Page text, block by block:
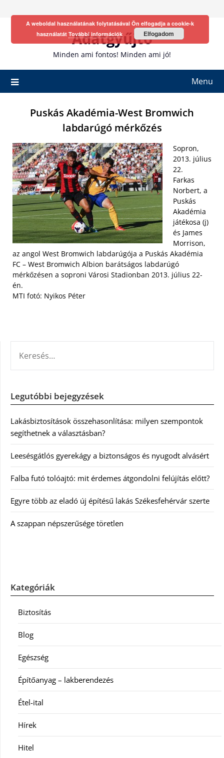
Adatgyűjtő
Minden ami fontos! Minden ami jó!
Menu
Puskás Akadémia-West Bromwich
labdarúgó mérkőzés
Sopron,
2013. július
22.
Farkas
Norbert, a
Puskás
Akadémia
játékosa (j)
és James
Morrison,
az angol West Bromwich labdarúgója a Puskás Akadémia
FC – West Bromwich Albion barátságos labdarúgó
mérkőzésen a soproni Városi Stadionban 2013. július 22-
én.
MTI fotó: Nyikos Péter
Legutóbbi bejegyzések
Lakásbiztosítások összehasonlítása: milyen szempontok
segíthetnek a választásban?
Leesésgátlós gyerekágy a biztonságos és nyugodt alvásért
Falba futó tolóajtó: mit érdemes átgondolni felújítás előtt?
Egyre több az eladó új építésű lakás Székesfehérvár szerte
A szappan népszerűsége töretlen
Kategóriák
Biztosítás
Blog
Egészség
Építőanyag – lakberendezés
Étel-ital
Hírek
Hitel
A weboldal használatának folytatásával Ön elfogadja a cookie-k
használatát További információk Elfogadom